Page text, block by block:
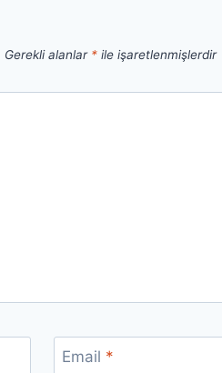
Gerekli alanlar * ile işaretlenmişlerdir
Email *